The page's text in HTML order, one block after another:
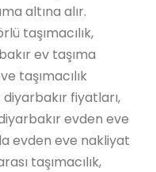
altına alır.
taşımacılık,
ev taşıma
taşımacılık
fiyatları,
evden eve
evden eve nakliyat
taşımacılık,